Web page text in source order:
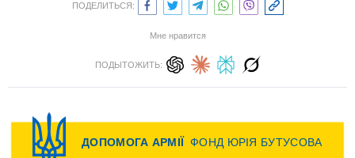
ПОДЕЛИТЬСЯ:
Мне нравится
ПОДЫТОЖИТЬ: